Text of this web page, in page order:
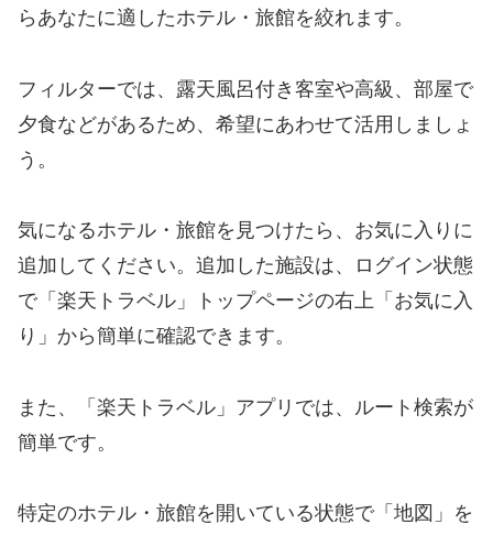
らあなたに適したホテル・旅館を絞れます。
フィルターでは、露天風呂付き客室や高級、部屋で
夕食などがあるため、希望にあわせて活用しましょ
う。
気になるホテル・旅館を見つけたら、お気に入りに
追加してください。追加した施設は、ログイン状態
で「楽天トラベル」トップページの右上「お気に入
り」から簡単に確認できます。
また、「楽天トラベル」アプリでは、ルート検索が
簡単です。
特定のホテル・旅館を開いている状態で「地図」を